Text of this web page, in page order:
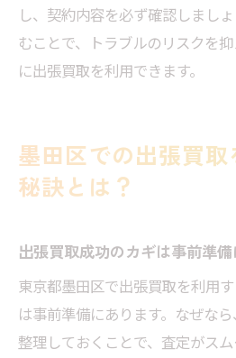
し、契約内容を必ず確認しまし
むことで、トラブルのリスクを
に出張買取を利用できます。
墨田区での出張買取
秘訣とは？
出張買取成功のカギは事前準備
東京都墨田区で出張買取を利用
は事前準備にあります。なぜな
整理しておくことで、査定がス